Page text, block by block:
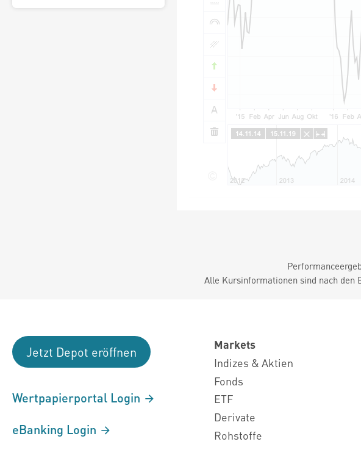
Alle Kursinformationen sind nach den
Jetzt Depot eröffnen
Wertpapierportal Login
eBanking Login
Markets
Indizes & Aktien
Fonds
ETF
Derivate
Rohstoffe